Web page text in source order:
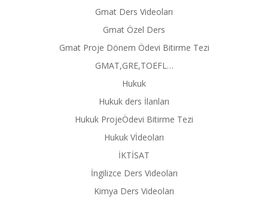
Gmat Ders Videoları
Gmat Özel Ders
Gmat Proje Dönem Ödevi Bitirme Tezi
GMAT,GRE,TOEFL…
Hukuk
Hukuk ders İlanları
Hukuk ProjeÖdevi Bitirme Tezi
Hukuk Vİdeoları
İKTİSAT
İngilizce Ders Videoları
Kimya Ders Videoları